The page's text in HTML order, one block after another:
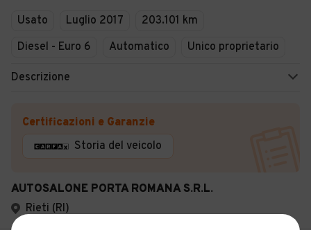
Usato Luglio 2017
203.101 km
Diesel - Euro 6
Automatico Unico proprietario
Descrizione
Certificazioni e Garanzie
Storia del veicolo
AUTOSALONE PORTA ROMANA S.R.L.
Rieti (RI)